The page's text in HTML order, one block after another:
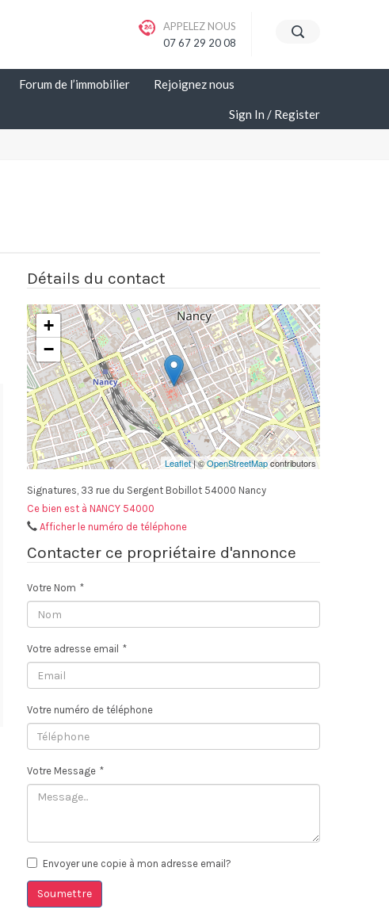
APPELEZ NOUS
07 67 29 20 08
Forum de l’immobilier Rejoignez nous
Sign In Register
Détails du contact
+
−
Leaflet| ©OpenStreetMapcontributors
Signatures, 33 rue du Sergent Bobillot 54000 Nancy
Ce bien est à NANCY 54000
Afficher le numéro de téléphone
Contacter ce propriétaire d'annonce
Votre Nom *
Votre adresse email *
Votre numéro de téléphone
Votre Message *
Envoyer une copie à mon adresse email?
Soumettre